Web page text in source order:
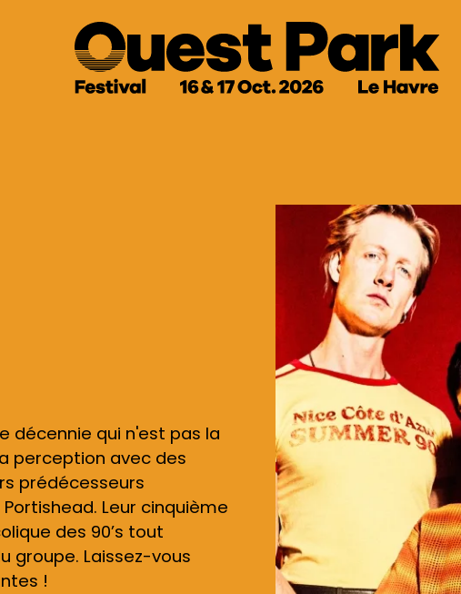
décennie qui n'est pas la
perception avec des
prédécesseurs
Leur cinquième
des 90’s tout
groupe. Laissez-vous
!
Le festival
Programmation
Billetterie
Accès et Infos
Partenaires
Actualités